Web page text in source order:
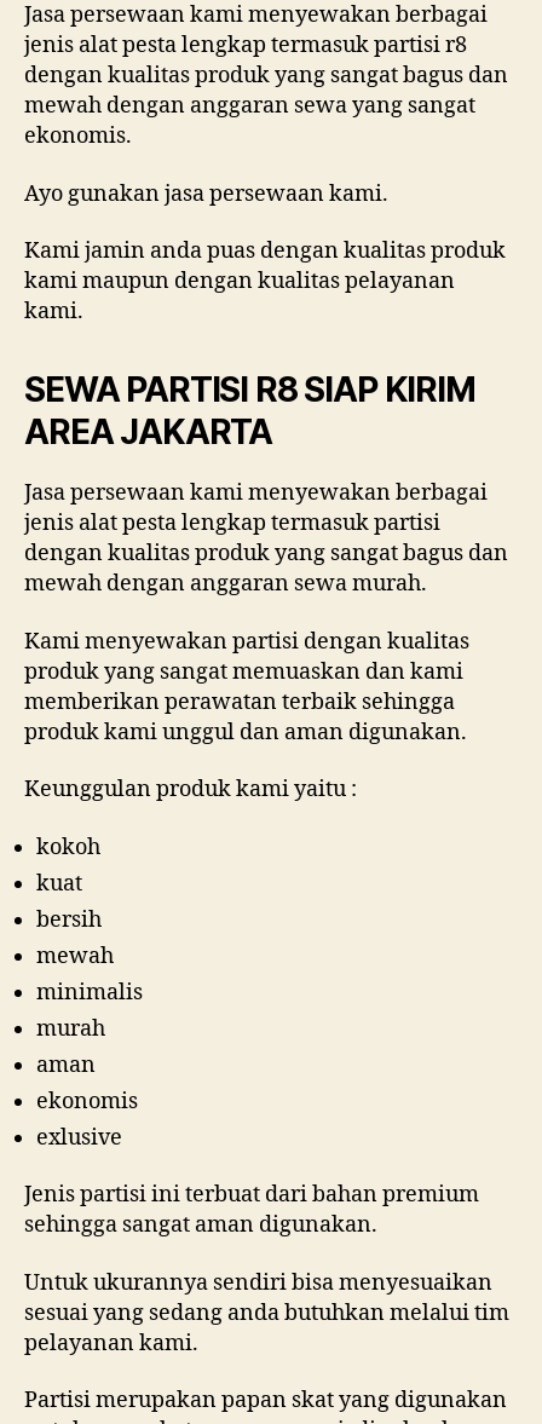
Jasa persewaan kami menyewakan berbagai
jenis alat pesta lengkap termasuk partisi r8
dengan kualitas produk yang sangat bagus dan
mewah dengan anggaran sewa yang sangat
ekonomis.
Ayo gunakan jasa persewaan kami.
Kami jamin anda puas dengan kualitas produk
kami maupun dengan kualitas pelayanan
kami.
SEWA PARTISI R8 SIAP KIRIM
AREA JAKARTA
Jasa persewaan kami menyewakan berbagai
jenis alat pesta lengkap termasuk partisi
dengan kualitas produk yang sangat bagus dan
mewah dengan anggaran sewa murah.
Kami menyewakan partisi dengan kualitas
produk yang sangat memuaskan dan kami
memberikan perawatan terbaik sehingga
produk kami unggul dan aman digunakan.
Keunggulan produk kami yaitu :
kokoh
kuat
bersih
mewah
minimalis
murah
aman
ekonomis
exlusive
Jenis partisi ini terbuat dari bahan premium
sehingga sangat aman digunakan.
Untuk ukurannya sendiri bisa menyesuaikan
sesuai yang sedang anda butuhkan melalui tim
pelayanan kami.
Partisi merupakan papan skat yang digunakan